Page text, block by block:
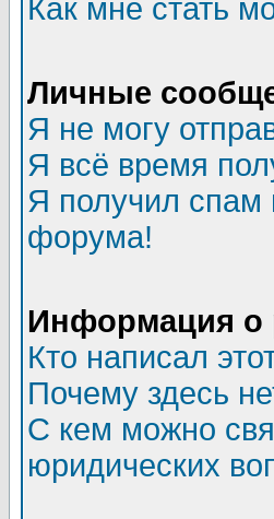
Как мне стать
Личные
Я не могу
Я всё время
Я получил спам
форума!
Информация о
Кто написал
Почему здесь
С кем можно
юридических